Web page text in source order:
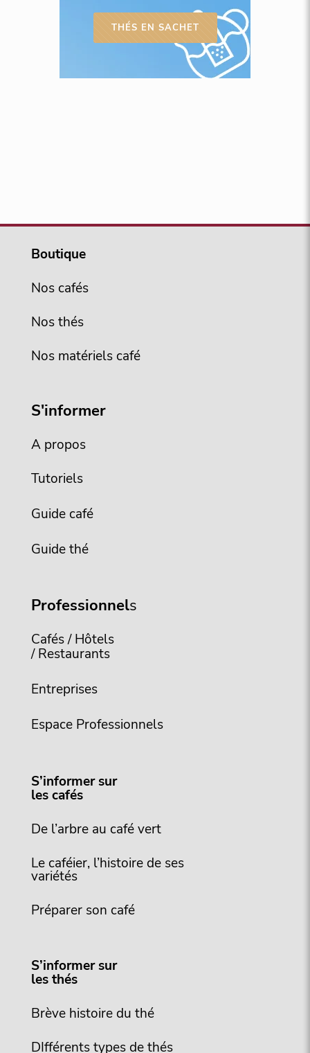
THÉS EN SACHET
Boutique
Nos cafés
Nos thés
Nos matériels café
S'informer
A propos
Tutoriels
Guide café
Guide thé
Professionnels
Cafés / Hôtels
/ Restaurants
Entreprises
Espace Professionnels
S’informer sur
les cafés
De l’arbre au café vert
Le caféier, l’histoire de ses
variétés
Préparer son café
S’informer sur
les thés
Brève histoire du thé
DIfférents types de thés